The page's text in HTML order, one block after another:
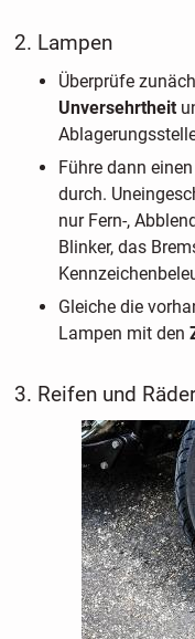
2. Lampen
Überprüfe
Unversehrtheit
Führe dann einen
durch.
nur Fern-,
Blinker, das
Gleiche die
Lampen mit den
3. Reifen und Räder